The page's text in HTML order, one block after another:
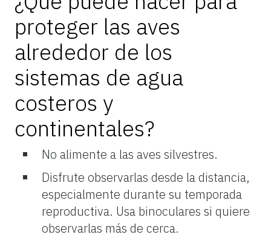
proteger las aves
alrededor de los
sistemas de agua
costeros y
continentales?
No alimente a las aves silvestres.
Disfrute observarlas desde la distancia,
especialmente durante su temporada
reproductiva. Usa binoculares si quiere
observarlas más de cerca.